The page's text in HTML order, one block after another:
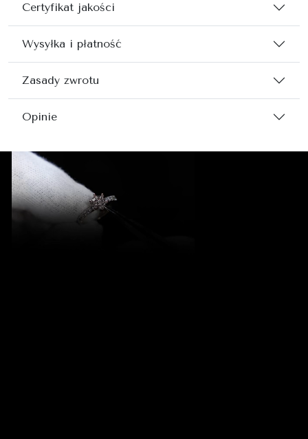
Certyfikat jakości
Wysyłka i płatność
Zasady zwrotu
Opinie